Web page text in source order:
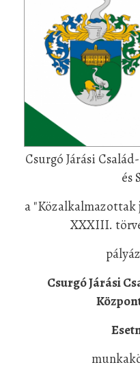
Csurgó Járási
és
a "Közalkalmazottak
XXXIII.
Csurgó Járási